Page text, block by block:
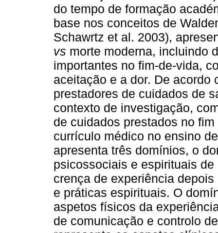
do tempo de formação
base nos conceitos de
Schawrtz et al. 2003),
vs morte moderna, incluindo
importantes no fim-de-vida,
aceitação e a dor. De acordo
prestadores de cuidados de
contexto de investigação,
de cuidados prestados no
currículo médico no ensino
apresenta três domínios, o
psicossociais e espirituais
crença de experiência
e práticas espirituais. O
aspetos físicos da
de comunicação e controlo